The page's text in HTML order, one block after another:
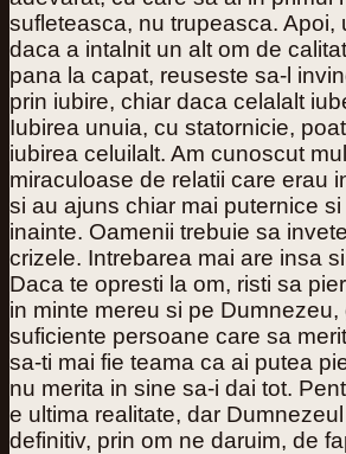
sufleteasca, nu trupeasca. Apoi,
daca a intalnit un alt om de
pana la capat, reuseste sa-l
prin iubire, chiar daca celalalt
Iubirea unuia, cu statornicie,
iubirea celuilalt. Am cunoscut
miraculoase de relatii care erau
si au ajuns chiar mai puternice
inainte. Oamenii trebuie sa
crizele. Intrebarea mai are insa
Daca te opresti la om, risti sa
in minte mereu si pe Dumnezeu,
suficiente persoane care sa
sa-ti mai fie teama ca ai putea
nu merita in sine sa-i dai tot.
e ultima realitate, dar
definitiv, prin om ne daruim, de